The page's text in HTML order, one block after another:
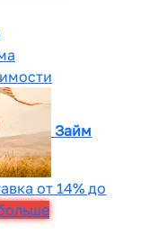
Займ
от 14% до